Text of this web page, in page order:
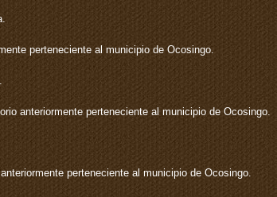
perteneciente al municipio de Ocosingo.
anteriormente perteneciente al municipio de Ocosingo.
perteneciente al municipio de Ocosingo.